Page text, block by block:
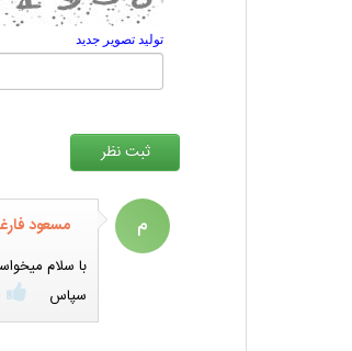
تولید تصویر جدید
م مسعود
با سلام
سپاس